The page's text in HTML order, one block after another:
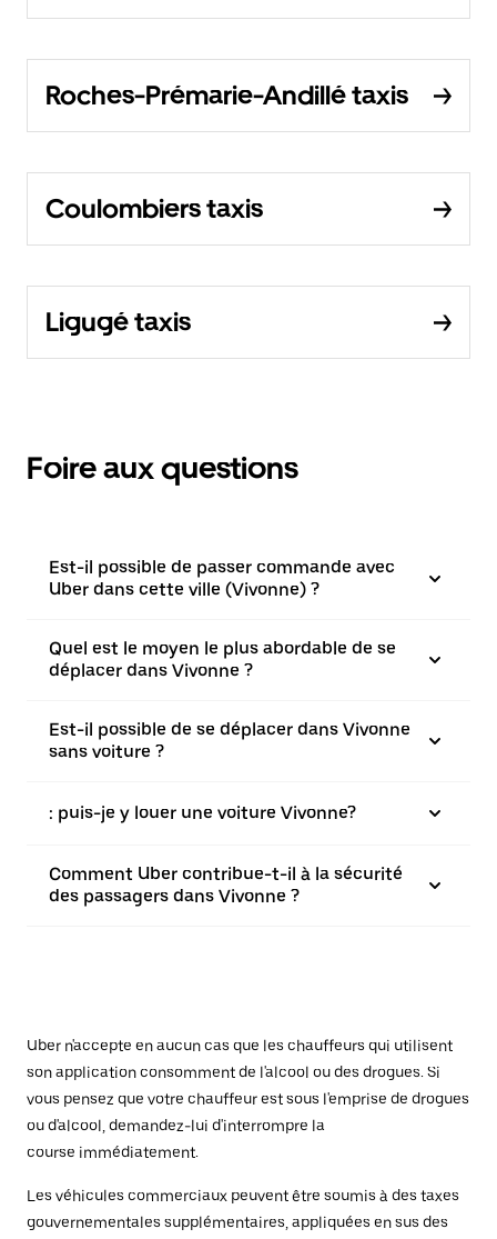
Roches-Prémarie-Andillé taxis
Coulombiers taxis
Ligugé taxis
Foire aux questions
Est-il possible de passer commande avec
Uber dans cette ville (Vivonne) ?
Quel est le moyen le plus abordable de se
déplacer dans Vivonne ?
Est-il possible de se déplacer dans Vivonne
sans voiture ?
: puis-je y louer une voiture Vivonne?
Comment Uber contribue-t-il à la sécurité
des passagers dans Vivonne ?
Uber n'accepte en aucun cas que les chauffeurs qui utilisent
son application consomment de l'alcool ou des drogues. Si
vous pensez que votre chauffeur est sous l'emprise de drogues
ou d'alcool, demandez-lui d'interrompre la
course immédiatement.
Les véhicules commerciaux peuvent être soumis à des taxes
gouvernementales supplémentaires, appliquées en sus des